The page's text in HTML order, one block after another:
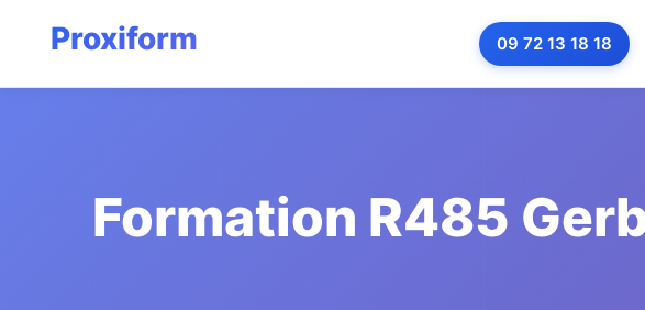
09 72 13 18 18
Formation R485